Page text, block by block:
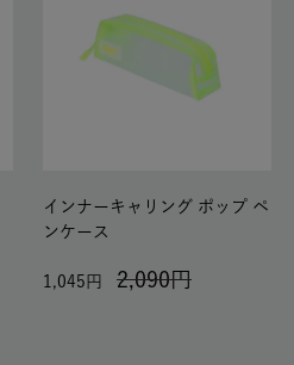
インナーキャリング ポップ ペ
ンケース
2,090
1,045